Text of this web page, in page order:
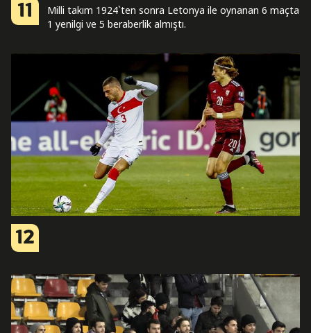
11
Milli takım 1924`ten sonra Letonya ile oynanan 6 maçta
1 yenilgi ve 5 beraberlik almıştı.
12